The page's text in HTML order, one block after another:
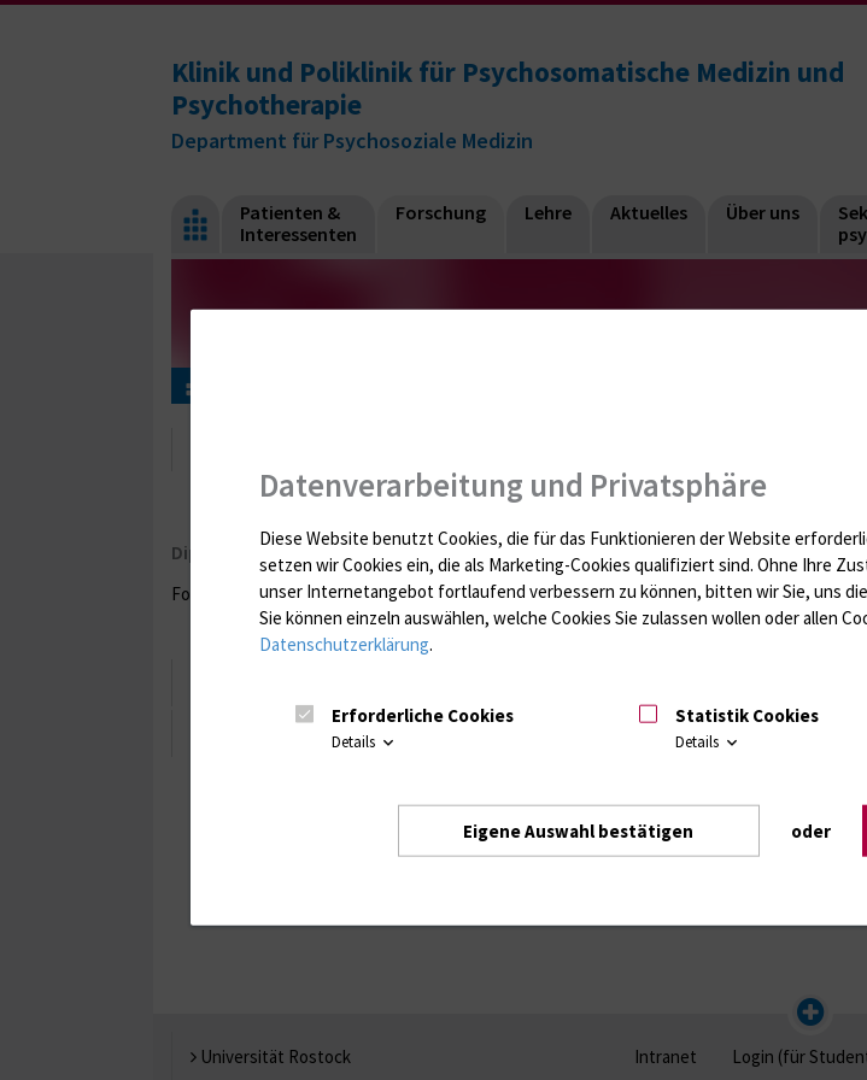
Klinik und Poliklinik für Psychosomatische Medizin und
Psychotherapie
Department für Psychosoziale Medizin
Patienten &
Interessenten
Forschung Lehre Aktuelles Über uns
Dipl.- Psychologin, Wissenschaftliche Mitarbeiterin
Forschungsschwerpunkt: Bindungsforschung bei Erwachsenen
Publikationen
Universität Rostock Intranet Login (für
Datenverarbeitung und Privatsphäre
Diese Website benutzt Cookies, die für das Funktionieren der Website
setzen wir Cookies ein, die als Marketing-Cookies qualifiziert sind. Ohne Ihre
unser Internetangebot fortlaufend verbessern zu können, bitten wir Sie, uns
Sie können einzeln auswählen, welche Cookies Sie zulassen wollen oder allen
Datenschutzerklärung.
Erforderliche Cookies
Details
Statistik Cookies
Details
Eigene Auswahl bestätigen oder